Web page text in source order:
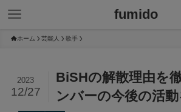
fumido
ホーム 芸能人 歌手
BiSHの解散理由を
ンバーの今後の活動
2023
12/27